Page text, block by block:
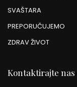
SVAŠTARA
PREPORUČUJEMO
ZDRAV ŽIVOT
Kontaktirajte nas